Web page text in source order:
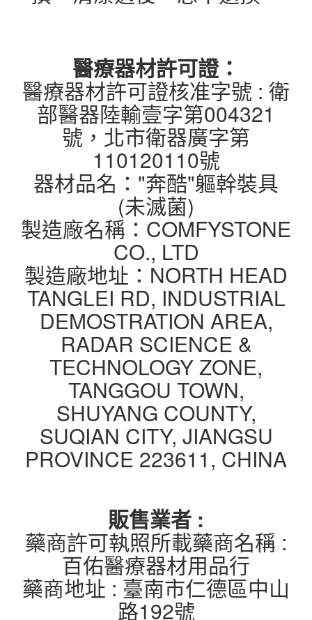
醫療器材許可證：
醫療器材許可證核准字號 : 衛
部醫器陸輸壹字第004321
號，北市衛器廣字第
110120110號
器材品名："奔酷"軀幹裝具
(未滅菌)
製造廠名稱：COMFYSTONE
CO., LTD
製造廠地址：NORTH HEAD
TANGLEI RD, INDUSTRIAL
DEMOSTRATION AREA,
RADAR SCIENCE &
TECHNOLOGY ZONE,
TANGGOU TOWN,
SHUYANG COUNTY,
SUQIAN CITY, JIANGSU
PROVINCE 223611, CHINA
販售業者 :
藥商許可執照所載藥商名稱 :
百佑醫療器材用品行
藥商地址 : 臺南市仁德區中山
路192號